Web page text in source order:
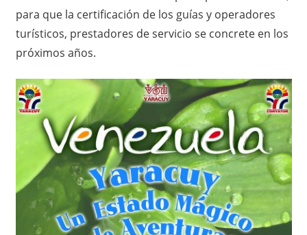
para que la certificación de los guías y operadores
turísticos, prestadores de servicio se concrete en los
próximos años.